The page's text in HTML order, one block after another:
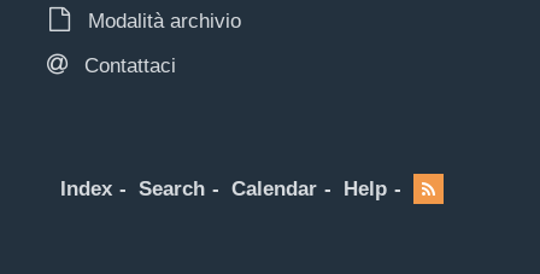
Modalità archivio
Contattaci
Index Search Calendar Help